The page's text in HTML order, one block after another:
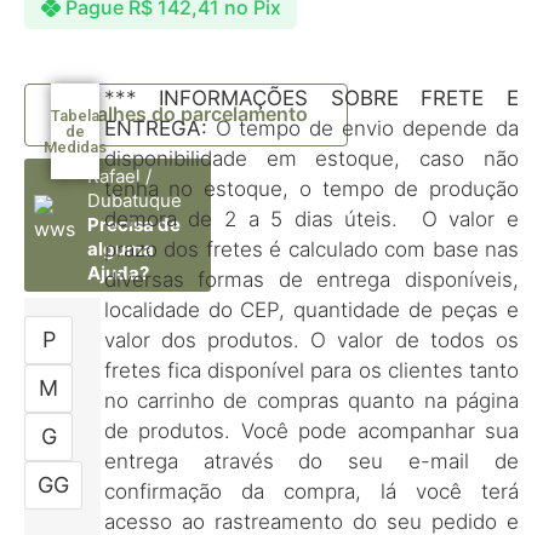
Pague R$142,41 no Pix
Detalhes do parcelamento
Rafael /
Dubatuque
Precisa de
alguma
Ajuda?
P
M
G
GG
Tabela
de
Medidas
*** INFORMAÇÕES SOBRE FRETE E
ENTREGA:O tempo de envio depende da
disponibilidade em estoque, caso não
tenha no estoque, o tempo de produção
demora de 2 a 5 dias úteis. O valor e
prazo dos fretes é calculado com base nas
diversas formas de entrega disponíveis,
localidade do CEP, quantidade de peças e
valor dos produtos. O valor de todos os
fretes fica disponível para os clientes tanto
no carrinho de compras quanto na página
de produtos. Você pode acompanhar sua
entrega através do seu e-mail de
confirmação da compra, lá você terá
acesso ao rastreamento do seu pedido e